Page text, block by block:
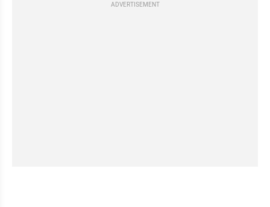
ADVERTISEMENT